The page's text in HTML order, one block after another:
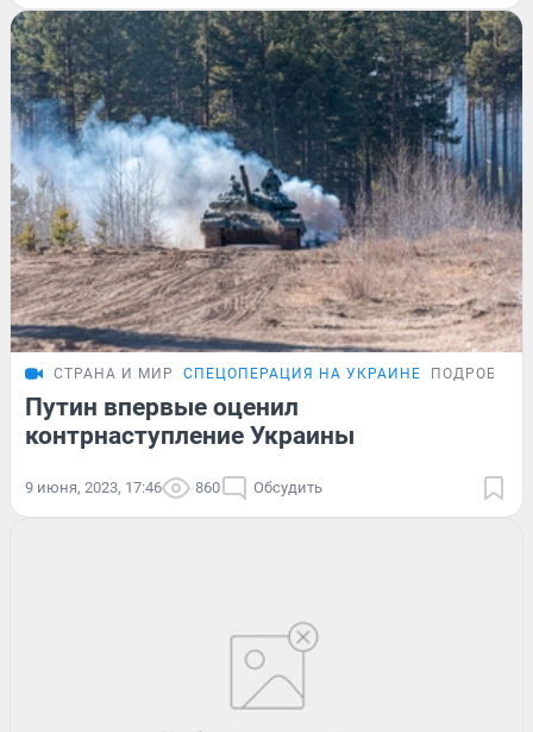
СТРАНА И МИР СПЕЦОПЕРАЦИЯ НА УКРАИНЕ
Путин впервые оценил
контрнаступление Украины
9 июня, 2023, 17:46 860 Обсудить